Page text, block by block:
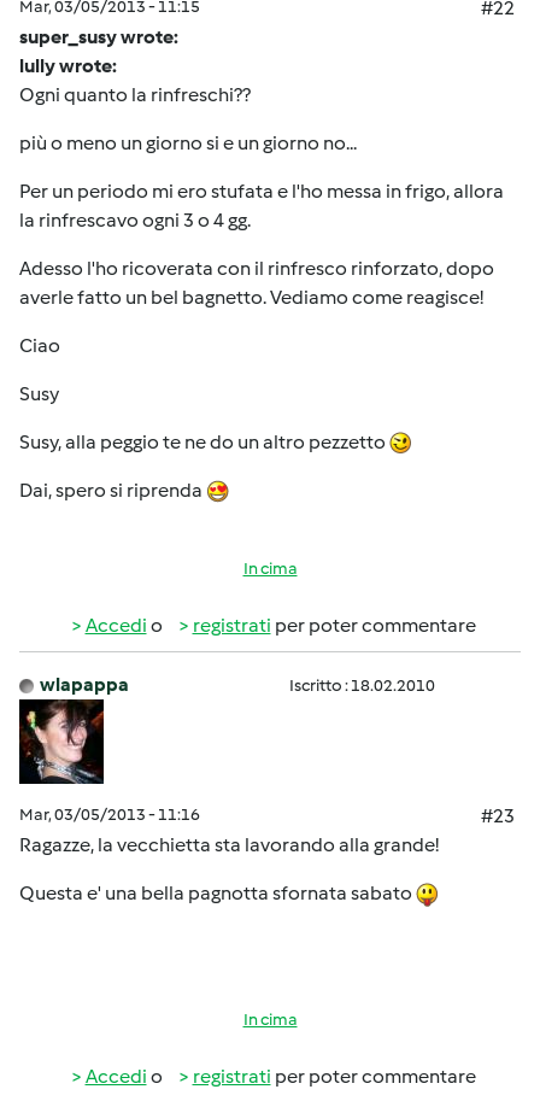
Mar, 03/05/2013 - 11:15
#22
super_susy wrote:
lully wrote:
Ogni quanto la rinfreschi??
più o meno un giorno si e un giorno no...
Per un periodo mi ero stufata e l'ho messa in frigo, allora
la rinfrescavo ogni 3 o 4 gg.
Adesso l'ho ricoverata con il rinfresco rinforzato, dopo
averle fatto un bel bagnetto. Vediamo come reagisce!
Ciao
Susy
Susy, alla peggio te ne do un altro pezzetto
Dai, spero si riprenda
In cima
Accedi o registrati per poter commentare
wlapappa Iscritto : 18.02.2010
Mar, 03/05/2013 - 11:16
#23
Ragazze, la vecchietta sta lavorando alla grande!
Questa e' una bella pagnotta sfornata sabato
In cima
Accedi o registrati per poter commentare